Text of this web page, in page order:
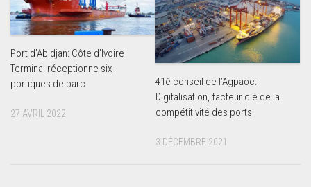
Port d’Abidjan: Côte d’Ivoire
Terminal réceptionne six
portiques de parc
27 AVRIL 2022
41è conseil de l’Agpaoc:
Digitalisation, facteur clé de la
compétitivité des ports
3 DÉCEMBRE 2021